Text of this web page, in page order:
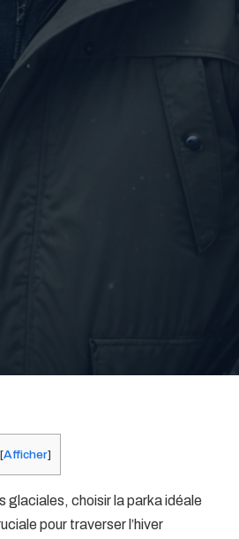
[Afficher]
glaciales, choisir la parka idéale
pour traverser l’hiver